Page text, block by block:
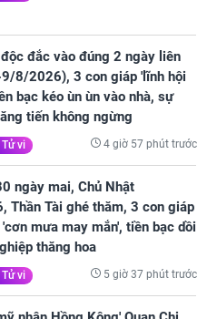
đắc vào đúng 2 ngày liên
8/2026), 3 con giáp 'lĩnh hội
bạc kéo ùn ùn vào nhà, sự
tiến không ngừng
vi 4 giờ 57 phút trước
ngày mai, Chủ Nhật
Thần Tài ghé thăm, 3 con giáp
mưa may mắn', tiền bạc dồi
thăng hoa
vi 5 giờ 37 phút trước